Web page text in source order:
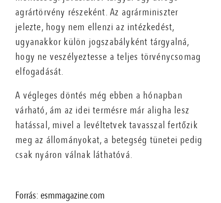
agrártörvény részeként. Az agrárminiszter
jelezte, hogy nem ellenzi az intézkedést,
ugyanakkor külön jogszabályként tárgyalná,
hogy ne veszélyeztesse a teljes törvénycsomag
elfogadását.
A végleges döntés még ebben a hónapban
várható, ám az idei termésre már aligha lesz
hatással, mivel a levéltetvek tavasszal fertőzik
meg az állományokat, a betegség tünetei pedig
csak nyáron válnak láthatóvá.
Forrás: esmmagazine.com